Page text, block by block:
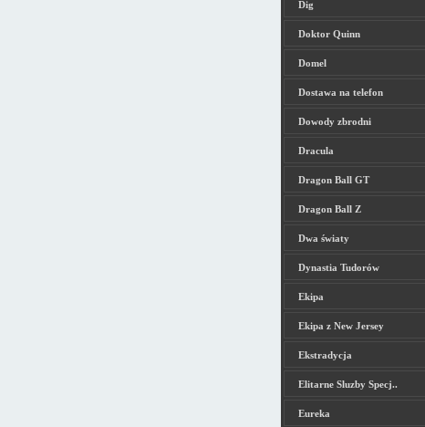
Dig
Doktor Quinn
Domel
Dostawa na telefon
Dowody zbrodni
Dracula
Dragon Ball GT
Dragon Ball Z
Dwa światy
Dynastia Tudorów
Ekipa
Ekipa z New Jersey
Ekstradycja
Elitarne Sluzby Specj..
Eureka